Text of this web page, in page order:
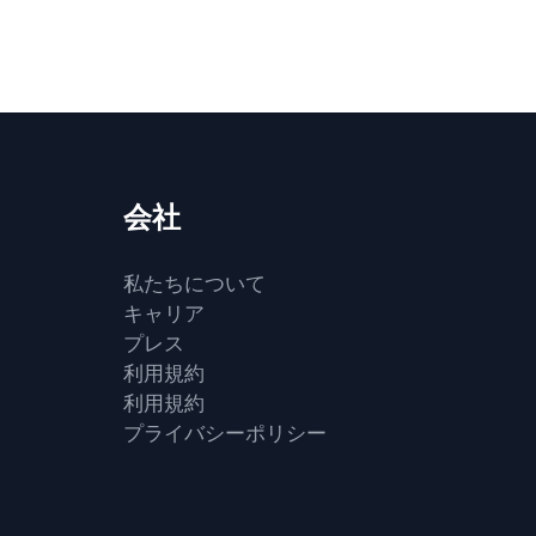
会社
私たちについて
キャリア
プレス
利用規約
利用規約
プライバシーポリシー